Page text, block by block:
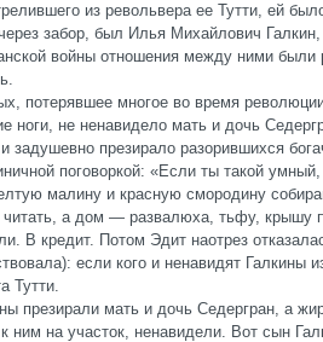
из револьвера ее Тутти, ей
забор, был Илья Михайлович
войны отношения между ними
потерявшее многое во время
ноги, не ненавидело мать и дочь
задушевно презирало разорившихся
поговоркой: «Если ты такой
малину и красную смородину
а дом — развалюха, тьфу, крышу
В кредит. Потом Эдит наотрез
если кого и ненавидят Галкины
Тутти.
презирали мать и дочь Седергран, а
ним на участок, ненавидели. Вот сын